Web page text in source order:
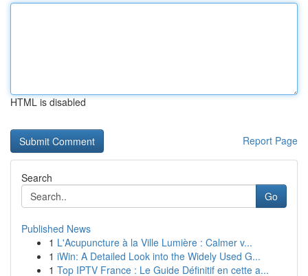
HTML is disabled
Report Page
Search
Go
Published News
1 L'Acupuncture à la Ville Lumière : Calmer v...
1 iWin: A Detailed Look into the Widely Used G...
1 Top IPTV France : Le Guide Définitif en cette a...